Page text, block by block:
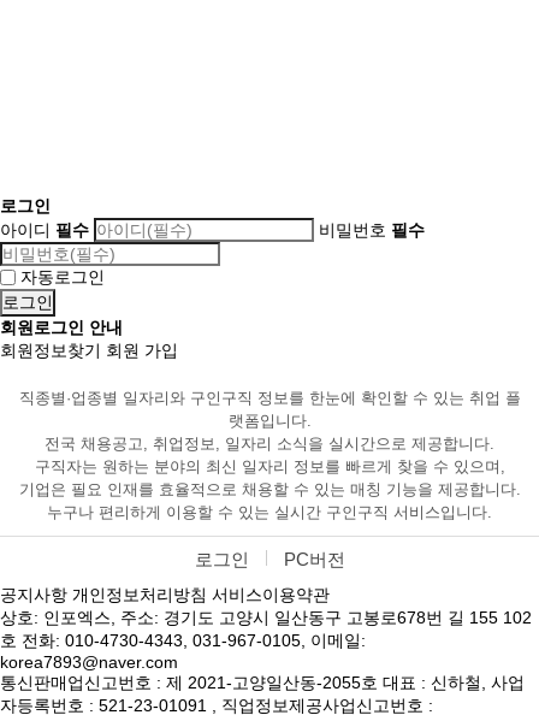
로그인
아이디 필수 비밀번호 필수
자동로그인
회원로그인 안내
회원정보찾기 회원 가입
직종별·업종별 일자리와 구인구직 정보를 한눈에 확인할 수 있는 취업 플
랫폼입니다.
전국 채용공고, 취업정보, 일자리 소식을 실시간으로 제공합니다.
구직자는 원하는 분야의 최신 일자리 정보를 빠르게 찾을 수 있으며,
기업은 필요 인재를 효율적으로 채용할 수 있는 매칭 기능을 제공합니다.
누구나 편리하게 이용할 수 있는 실시간 구인구직 서비스입니다.
로그인 PC버전
공지사항 개인정보처리방침 서비스이용약관
상호: 인포엑스, 주소: 경기도 고양시 일산동구 고봉로678번 길 155 102
호 전화: 010-4730-4343, 031-967-0105, 이메일:
korea7893@naver.com
통신판매업신고번호 : 제 2021-고양일산동-2055호 대표 : 신하철, 사업
자등록번호 : 521-23-01091 , 직업정보제공사업신고번호 :